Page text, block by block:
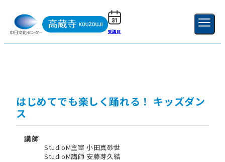
受講日 新規登録
はじめてでも楽しく踊れる！ キッズダン
ス
講師
StudioM主宰 小田真砂世
StudioM講師 安藤芽久結